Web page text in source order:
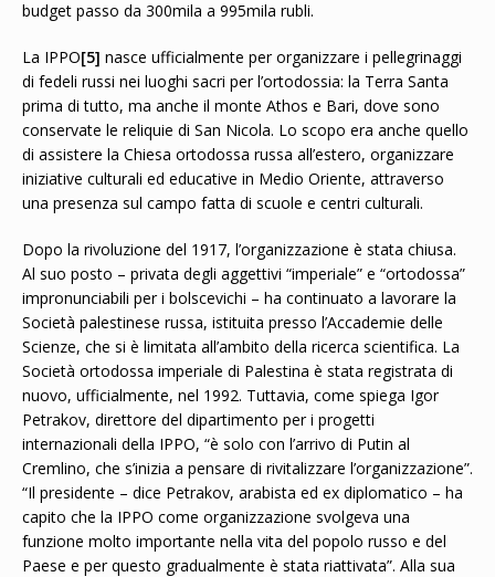
budget passo da 300mila a 995mila rubli.
La IPPO[5] nasce ufficialmente per organizzare i pellegrinaggi
di fedeli russi nei luoghi sacri per l’ortodossia: la Terra Santa
prima di tutto, ma anche il monte Athos e Bari, dove sono
conservate le reliquie di San Nicola. Lo scopo era anche quello
di assistere la Chiesa ortodossa russa all’estero, organizzare
iniziative culturali ed educative in Medio Oriente, attraverso
una presenza sul campo fatta di scuole e centri culturali.
Dopo la rivoluzione del 1917, l’organizzazione è stata chiusa.
Al suo posto – privata degli aggettivi “imperiale” e “ortodossa”
impronunciabili per i bolscevichi – ha continuato a lavorare la
Società palestinese russa, istituita presso l’Accademie delle
Scienze, che si è limitata all’ambito della ricerca scientifica. La
Società ortodossa imperiale di Palestina è stata registrata di
nuovo, ufficialmente, nel 1992. Tuttavia, come spiega Igor
Petrakov, direttore del dipartimento per i progetti
internazionali della IPPO, “è solo con l’arrivo di Putin al
Cremlino, che s’inizia a pensare di rivitalizzare l’organizzazione”.
“Il presidente – dice Petrakov, arabista ed ex diplomatico – ha
capito che la IPPO come organizzazione svolgeva una
funzione molto importante nella vita del popolo russo e del
Paese e per questo gradualmente è stata riattivata”. Alla sua